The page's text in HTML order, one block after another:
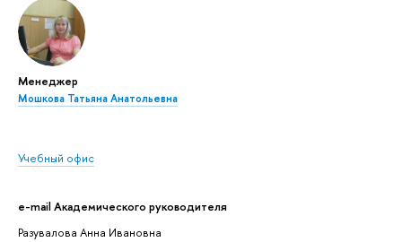
Менеджер
Мошкова Татьяна Анатольевна
Учебный офис
e-mail Академического руководителя
Разувалова Анна Ивановна